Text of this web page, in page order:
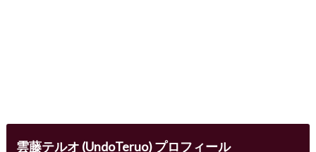
雲藤テルオ (UndoTeruo) プロフィール